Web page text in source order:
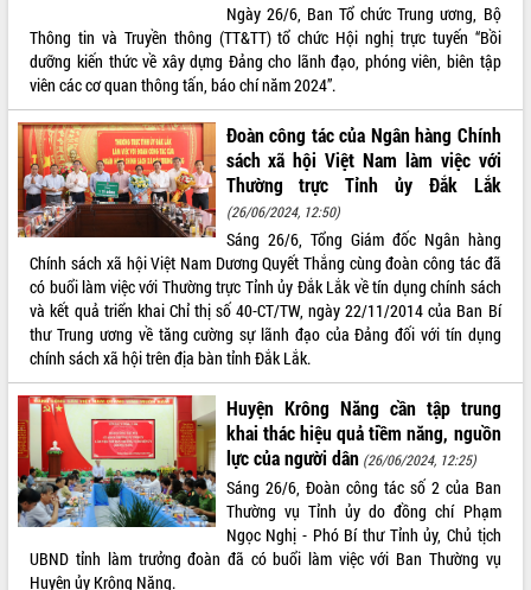
Thứ trưởng Bộ Y tế làm việc với tỉnh
Đắk Lắk về phát triển nhân lực y tế
cho trạm y tế cấp xã
Du lịch Đắk Lắk nâng tầm trải nghiệm
du khách thông qua Hệ thống cơ sở dữ
liệu và Bản đồ số
Tập huấn ứng dụng trí tuệ nhân tạo (AI)
trong thương mại điện tử năm 2026
Đoàn đại biểu Quốc hội tỉnh Đắk Lắk
trao đổi thông tin trước Kỳ họp thứ
nhất, Quốc hội khóa XVI
Quyết liệt cải cách hành chính, khơi
thông nguồn lực phát triển
Nâng cao hiệu lực, hiệu quả HĐND
tỉnh thông qua hiện đại hóa hành chính
Xã Ea Phê gắn cải cách hành chính với
chuyển đổi số
Phó Chủ tịch Thường trực UBND tỉnh
Hồ Thị Nguyên Thảo làm việc tại Trung
tâm Phục vụ hành chính công xã Ea
Phê
Xây dựng nền hành chính số đồng
Ngày 26/6, Ban Tổ chức Trung ương, Bộ
Thông tin và Truyền thông (TT&TT) tổ chức Hội nghị trực tuyến “Bồi
dưỡng kiến thức về xây dựng Đảng cho lãnh đạo, phóng viên, biên tập
viên các cơ quan thông tấn, báo chí năm 2024”.
Đoàn công tác của Ngân hàng Chính
sách xã hội Việt Nam làm việc với
Thường trực Tỉnh ủy Đắk Lắk
(26/06/2024, 12:50)
Sáng 26/6, Tổng Giám đốc Ngân hàng
Chính sách xã hội Việt Nam Dương Quyết Thắng cùng đoàn công tác đã
có buổi làm việc với Thường trực Tỉnh ủy Đắk Lắk về tín dụng chính sách
và kết quả triển khai Chỉ thị số 40-CT/TW, ngày 22/11/2014 của Ban Bí
thư Trung ương về tăng cường sự lãnh đạo của Đảng đối với tín dụng
chính sách xã hội trên địa bàn tỉnh Đắk Lắk.
Huyện Krông Năng cần tập trung
khai thác hiệu quả tiềm năng, nguồn
lực của người dân (26/06/2024, 12:25)
Sáng 26/6, Đoàn công tác số 2 của Ban
Thường vụ Tỉnh ủy do đồng chí Phạm
Ngọc Nghị - Phó Bí thư Tỉnh ủy, Chủ tịch
UBND tỉnh làm trưởng đoàn đã có buổi làm việc với Ban Thường vụ
Huyện ủy Krông Năng.